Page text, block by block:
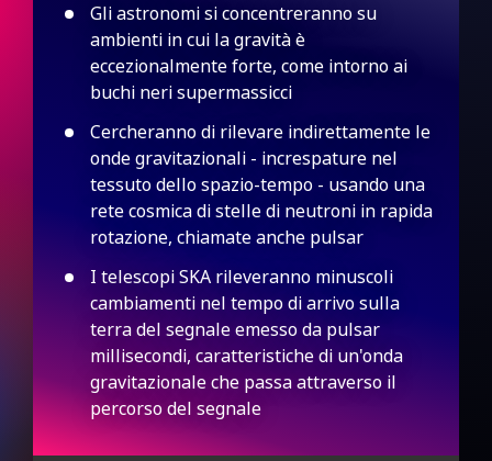
Gli astronomi si concentreranno su
ambienti in cui la gravità è
eccezionalmente forte, come intorno ai
buchi neri supermassicci
Cercheranno di rilevare indirettamente le
onde gravitazionali - increspature nel
tessuto dello spazio-tempo - usando una
rete cosmica di stelle di neutroni in rapida
rotazione, chiamate anche pulsar
I telescopi SKA rileveranno minuscoli
cambiamenti nel tempo di arrivo sulla
terra del segnale emesso da pulsar
millisecondi, caratteristiche di un'onda
gravitazionale che passa attraverso il
percorso del segnale